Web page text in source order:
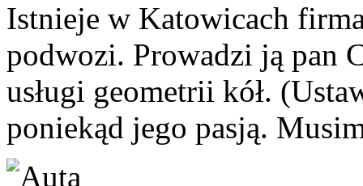
Istnieje w Katowicach
podwozi. Prowadzi ją pan
usługi geometrii kół.
poniekąd jego pasją.